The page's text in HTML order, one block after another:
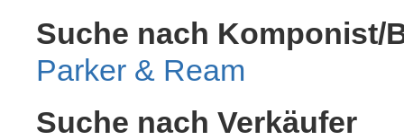
Suche nach Komponist/
Parker & Ream
Suche nach Verkäufer